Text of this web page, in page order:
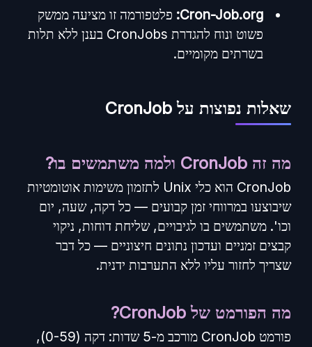
Cron-Job.org: פלטפורמה זו מציעה ממשק
פשוט ונוח להגדרת CronJobs בענן ללא תלות
בשרתים מקומיים.
שאלות נפוצות על CronJob
מה זה CronJob ולמה משתמשים בו?
CronJob הוא כלי Unix לתזמון משימות אוטומטיות
שיבוצעו במרווחי זמן קבועים — כל דקה, שעה, יום
וכו'. משתמשים בו לגיבויים, שליחת דוחות, ניקוי
קבצים זמניים ועדכון נתונים חיצוניים — כל דבר
שצריך לחזור עליו ללא התערבות ידנית.
מה הפורמט של CronJob?
פורמט CronJob מורכב מ-5 שדות: דקה (0-59),